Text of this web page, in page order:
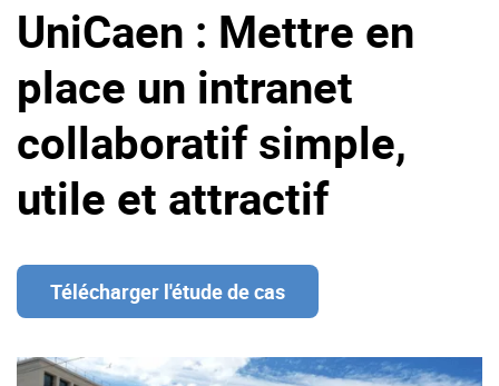
Produit
La Plateforme
Pourquoi eXo ?
Mobile
No code
Intégrations
IA maitrisée
eXo Hubs
A propos d’eXo
Centre de ressources
UniCaen : Mettre en
place un intranet
collaboratif simple,
utile et attractif
Télécharger l'étude de cas